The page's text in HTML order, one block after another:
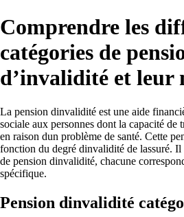
Comprendre les
catégories de
d’invalidité et leur
La pension dinvalidité est une aide
sociale aux personnes dont la capacité de
en raison dun problème de santé. Cette
fonction du degré dinvalidité de lassuré. Il
de pension dinvalidité, chacune
spécifique.
Pension dinvalidité